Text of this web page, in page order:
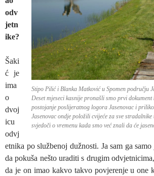
Stipo Pilić i Blanka Matković u Spomen području
Deset mjeseci kasnije pronašli smo prvi
postojanje poslijeratnog logora Jasenovac i
Jasenovac ondje položili cvijeće za sve
svjedoči o vremenu kada smo već znali da će
odv
jetn
ike?
Šaki
ć je
ima
o
dvoj
icu
odvj
etnika po službenoj dužnosti. Ja sam ga
da pokuša nešto uraditi s drugim
da je on imao kakvo takvo povjerenje u one